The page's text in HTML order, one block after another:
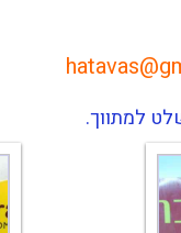
למתווך.